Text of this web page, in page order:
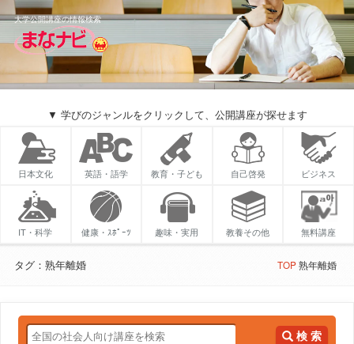
大学公開講座の情報検索
▼ 学びのジャンルをクリックして、公開講座が探せます
日本文化 英語・語学 教育・子ども 自己啓発 ビジネス
IT・科学 健康・ｽﾎﾟｰﾂ 趣味・実用 教養その他 無料講座
タグ：熟年離婚 TOP熟年離婚
検 索